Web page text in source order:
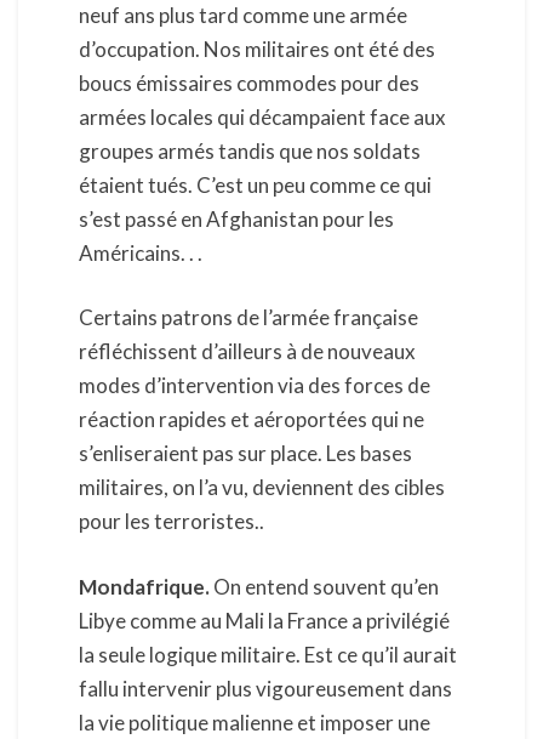
neuf ans plus tard comme une armée
d’occupation. Nos militaires ont été des
boucs émissaires commodes pour des
armées locales qui décampaient face aux
groupes armés tandis que nos soldats
étaient tués. C’est un peu comme ce qui
s’est passé en Afghanistan pour les
Américains. . .
Certains patrons de l’armée française
réfléchissent d’ailleurs à de nouveaux
modes d’intervention via des forces de
réaction rapides et aéroportées qui ne
s’enliseraient pas sur place. Les bases
militaires, on l’a vu, deviennent des cibles
pour les terroristes..
Mondafrique.On entend souvent qu’en
Libye comme au Mali la France a privilégié
la seule logique militaire. Est ce qu’il aurait
fallu intervenir plus vigoureusement dans
la vie politique malienne et imposer une